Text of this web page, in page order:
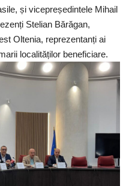
și vicepreședintele Mihail
Stelian Bărăgan,
Oltenia, reprezentanți ai
localităților beneficiare.